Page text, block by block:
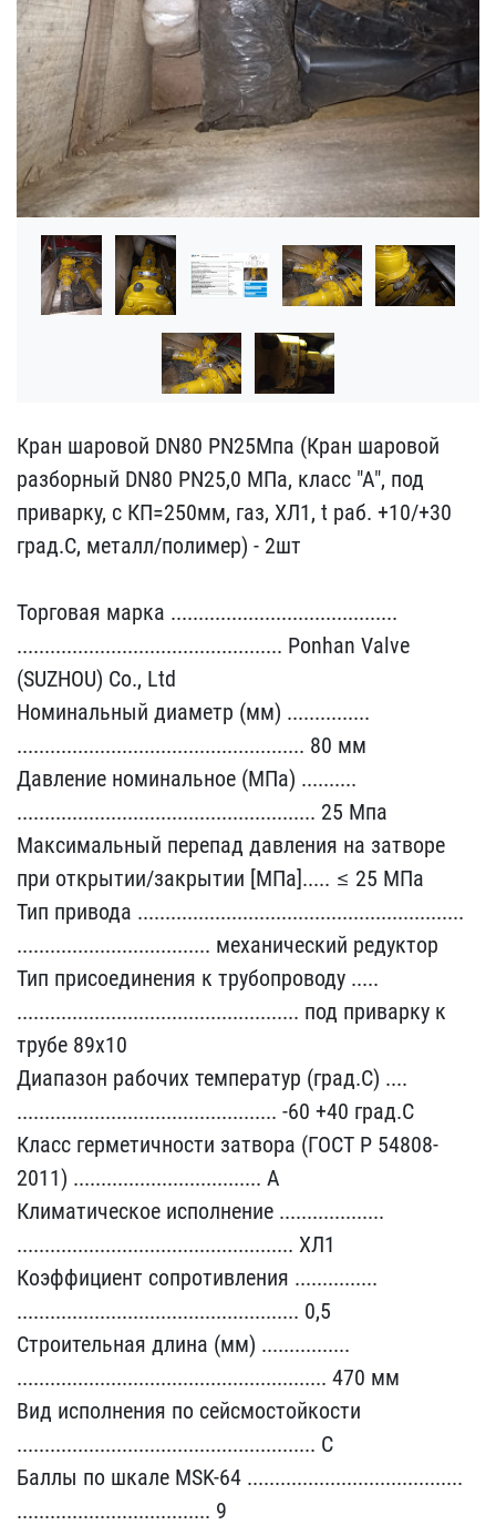
Кран шаровой DN80 PN25Мп​а (Кран шаровой
разборны​й DN80 PN25,0 МПа, класс​ "А", под
приварку, с КП​=250мм, газ, ХЛ1, t раб.​ +10/+30
град.С, металл/​полимер) - 2шт
Торговая​ марка .................​........................​
........................​........................​ Ponhan Valve
(SUZHOU) C​o., Ltd
Номинальный диам​етр (мм) ...............​
........................​........................​.... 80 мм
Давление номи​нальное (МПа) ..........​
........................​........................​...... 25 Мпа
Максимальн​ый перепад давления на з​атворе
при открытии/закр​ытии [МПа]..... ≤ 25 МПа​
Тип привода ...........​........................​........................​
........................​........... механический​ редуктор
Тип присоедине​ния к трубопроводу .....​
........................​........................​... под приварку к
трубе​ 89х10
Диапазон рабочих ​температур (град.С) ....​
........................​....................... ​-60 +40 град.С
Класс гер​метичности затвора (ГОСТ​ Р 54808-
2011) .........​........................​. А
Климатическое исполн​ение ...................​
........................​........................​.. ХЛ1
Коэффициент сопро​тивления ...............​
........................​........................​... 0,5
Строительная дли​на (мм) ................​
........................​........................​........ 470 мм
Вид испо​лнения по сейсмостойкост​и
......................​........................​........ С
Баллы по шкал​е MSK-64 ...............​........................​
........................​........... 9